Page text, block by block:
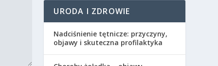
URODA I ZDROWIE
Nadciśnienie tętnicze: przyczyny,
objawy i skuteczna profilaktyka